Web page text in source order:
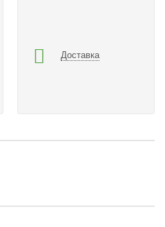
Доставка